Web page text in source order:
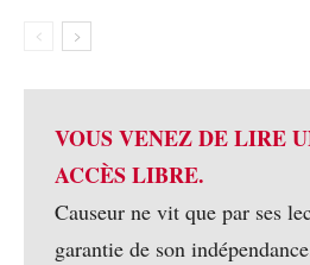
VOUS VENEZ DE LIRE
ACCÈS LIBRE.
Causeur ne vit que par ses
garantie de son